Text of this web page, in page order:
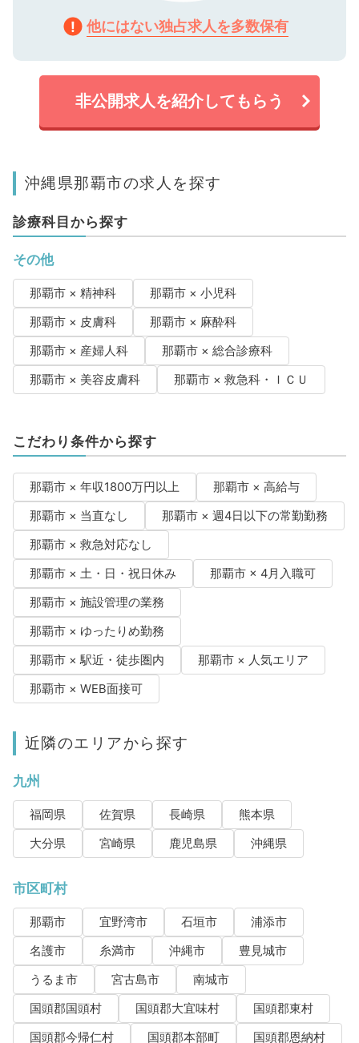
他にはない独占求人を多数保有
非公開求人を紹介してもらう
沖縄県那覇市の求人を探す
診療科目から探す
その他
那覇市 × 精神科
那覇市 × 小児科
那覇市 × 皮膚科
那覇市 × 麻酔科
那覇市 × 産婦人科
那覇市 × 総合診療科
那覇市 × 美容皮膚科
那覇市 × 救急科・ＩＣＵ
こだわり条件から探す
那覇市 × 年収1800万円以上
那覇市 × 高給与
那覇市 × 当直なし
那覇市 × 週4日以下の常勤勤務
那覇市 × 救急対応なし
那覇市 × 土・日・祝日休み
那覇市 × 4月入職可
那覇市 × 施設管理の業務
那覇市 × ゆったりめ勤務
那覇市 × 駅近・徒歩圏内
那覇市 × 人気エリア
那覇市 × WEB面接可
近隣のエリアから探す
九州
福岡県 佐賀県 長崎県
熊本県
大分県
宮崎県 鹿児島県 沖縄県
市区町村
那覇市 宜野湾市 石垣市
浦添市
名護市
糸満市 沖縄市
豊見城市
うるま市
宮古島市
南城市
国頭郡国頭村
国頭郡大宜味村
国頭郡東村
国頭郡今帰仁村
国頭郡本部町
国頭郡恩納村